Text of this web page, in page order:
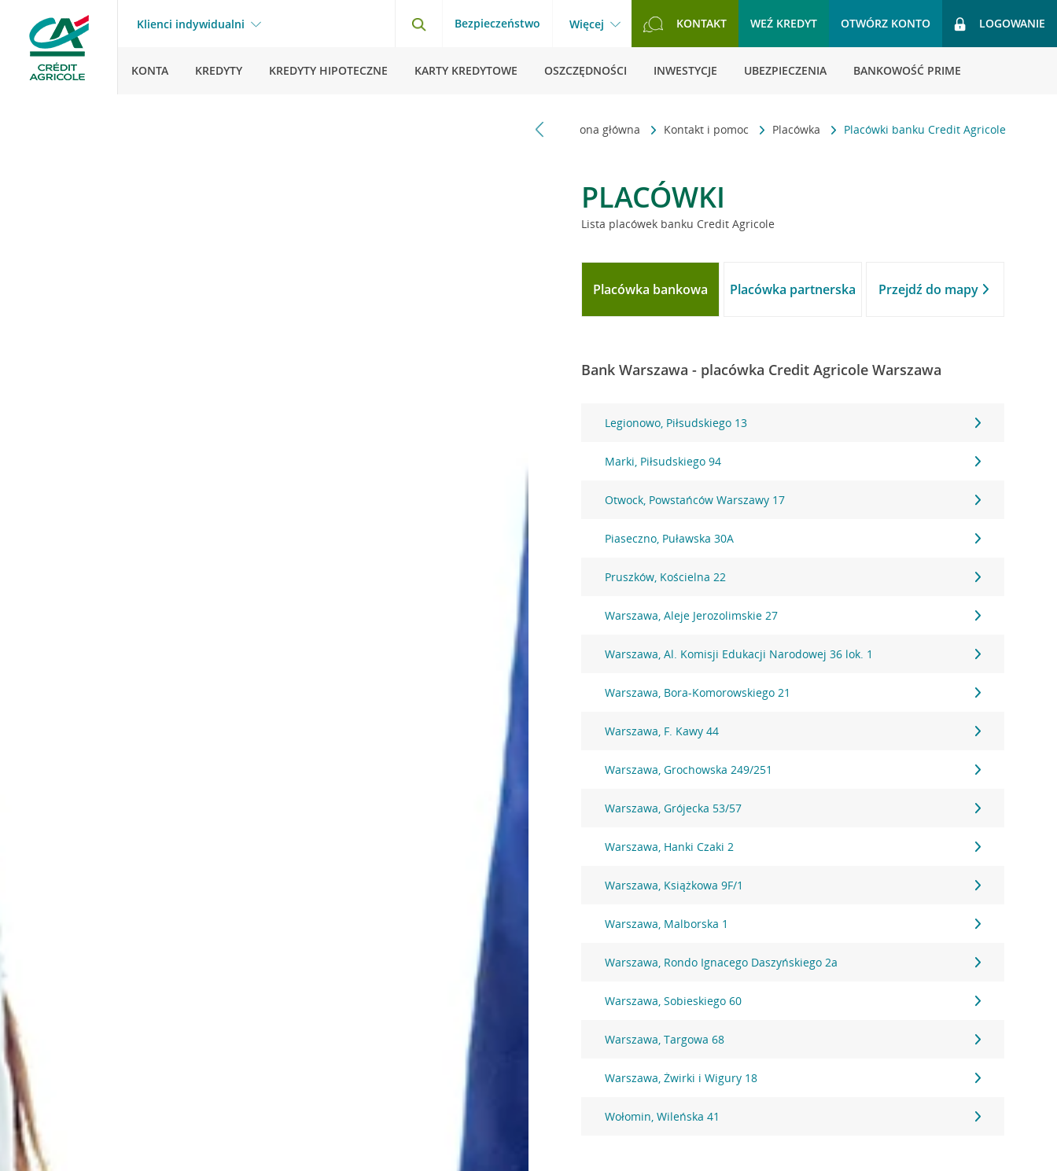
Klienci indywidualni Bezpieczeństwo Więcej KONTAKT WEŹ KREDYT OTWÓRZ KONTO LOGOWANIE
KONTA KREDYTY KREDYTY HIPOTECZNE KARTY KREDYTOWE OSZCZĘDNOŚCI INWESTYCJE UBEZPIECZENIA BANKOWOŚĆ PRIME
Strona główna Kontakt i pomoc Placówka Placówki banku Credit Agricole
PLACÓWKI
Lista placówek banku Credit Agricole
Placówka bankowa Placówka partnerska Przejdź do mapy
Bank Warszawa - placówka Credit Agricole Warszawa
Legionowo, Piłsudskiego 13
Marki, Piłsudskiego 94
Otwock, Powstańców Warszawy 17
Piaseczno, Puławska 30A
Pruszków, Kościelna 22
Warszawa, Aleje Jerozolimskie 27
Warszawa, Al. Komisji Edukacji Narodowej 36 lok. 1
Warszawa, Bora-Komorowskiego 21
Warszawa, F. Kawy 44
Warszawa, Grochowska 249/251
Warszawa, Grójecka 53/57
Warszawa, Hanki Czaki 2
Warszawa, Książkowa 9F/1
Warszawa, Malborska 1
Warszawa, Rondo Ignacego Daszyńskiego 2a
Warszawa, Sobieskiego 60
Warszawa, Targowa 68
Warszawa, Żwirki i Wigury 18
Wołomin, Wileńska 41